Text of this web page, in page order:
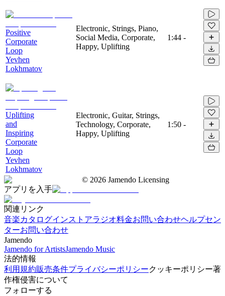
Positive
Corporate
Loop
Yevhen
Lokhmatov
Electronic, Strings, Piano,
Social Media, Corporate,
Happy, Uplifting
1:44 -
Uplifting
and
Inspiring
Corporate
Loop
Yevhen
Lokhmatov
Electronic, Guitar, Strings,
Technology, Corporate,
Happy, Uplifting
1:50 -
© 2026 Jamendo Licensing
アプリを入手
関連リンク
音楽カタログインストアラジオ料金お問い合わせヘルプセン
ターお問い合わせ
Jamendo
Jamendo for ArtistsJamendo Music
法的情報
利用規約販売条件プライバシーポリシークッキーポリシー著
作権侵害について
フォローする